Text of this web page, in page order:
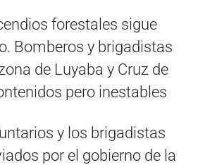
forestales sigue
Bomberos y brigadistas
de Luyaba y Cruz de
pero inestables
y los brigadistas
por el gobierno de la